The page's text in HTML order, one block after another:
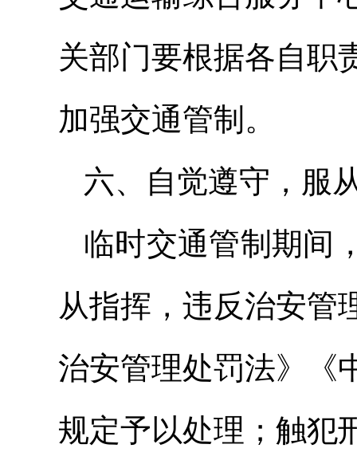
关部门要根据各自职
加强交通管制。
六、自觉遵守，服
临时交通管制期间
从指挥，违反治安管
治安管理处罚法》《
规定予以处理；触犯